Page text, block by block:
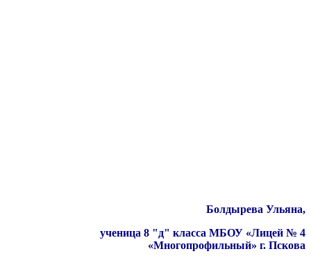
Болдырева Ульяна,
ученица 8 "д" класса МБОУ «Лицей № 4
«Многопрофильный» г. Пскова